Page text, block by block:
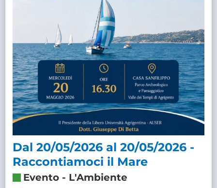
Dal 20/05/2026 al 20/05/2026 -
Raccontiamoci il Mare
Evento - L'Ambiente